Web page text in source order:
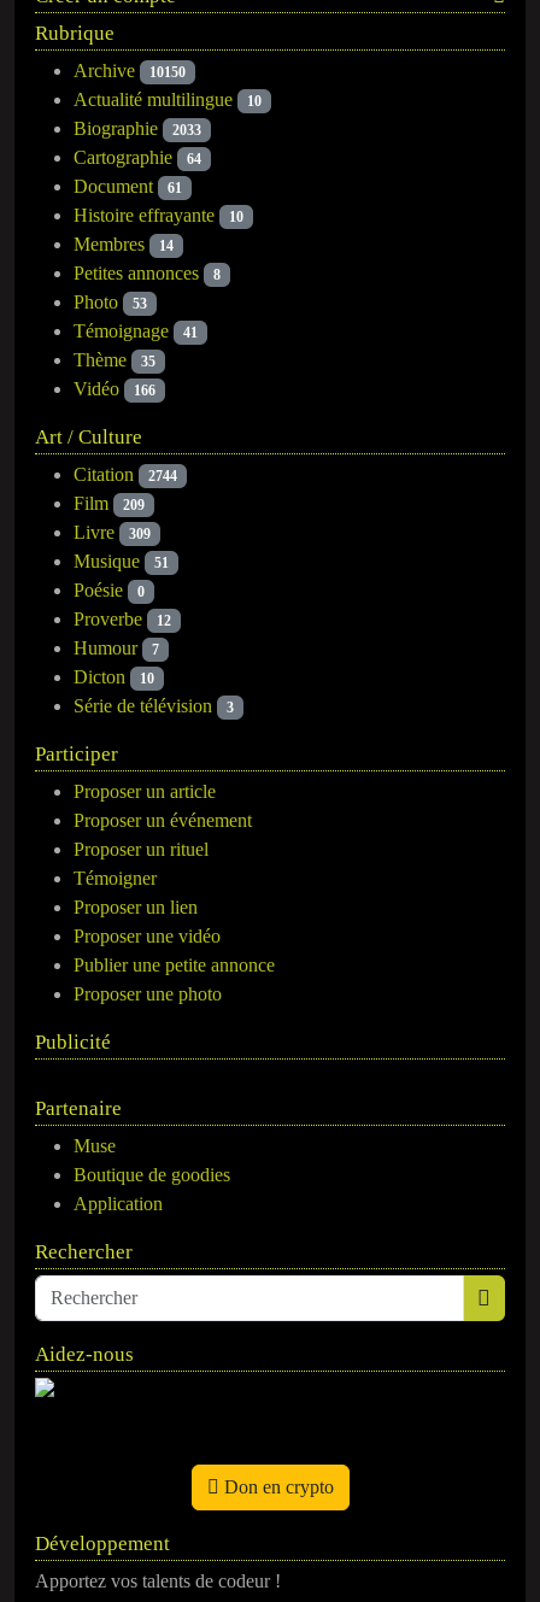
Rubrique
Archive 10150
Actualité multilingue 10
Biographie 2033
Cartographie 64
Document 61
Histoire effrayante 10
Membres 14
Petites annonces 8
Photo 53
Témoignage 41
Thème 35
Vidéo 166
Art / Culture
Citation 2744
Film 209
Livre 309
Musique 51
Poésie 0
Proverbe 12
Humour 7
Dicton 10
Série de télévision 3
Participer
Proposer un article
Proposer un événement
Proposer un rituel
Témoigner
Proposer un lien
Proposer une vidéo
Publier une petite annonce
Proposer une photo
Publicité
Partenaire
Muse
Boutique de goodies
Application
Rechercher
Aidez-nous
Don en crypto
Développement
Apportez vos talents de codeur !